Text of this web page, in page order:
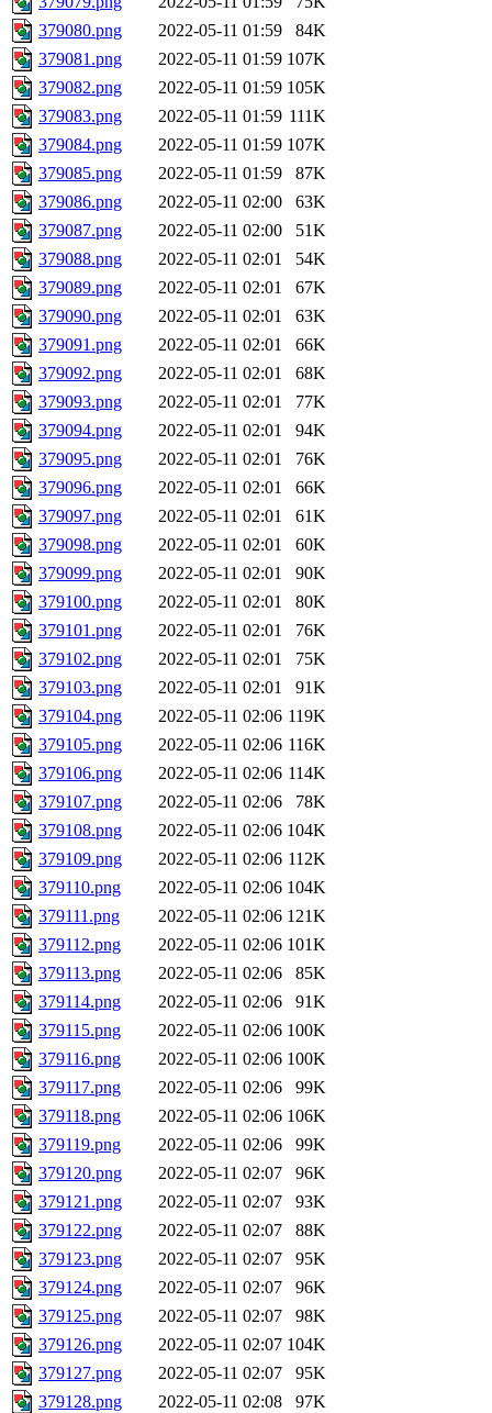
379080.png
2022-05-11 01:59
84K
379081.png
2022-05-11 01:59 107K
379082.png
2022-05-11 01:59 105K
379083.png
2022-05-11 01:59 111K
379084.png
2022-05-11 01:59 107K
379085.png
2022-05-11 01:59
87K
379086.png
2022-05-11 02:00
63K
379087.png
2022-05-11 02:00
51K
379088.png
2022-05-11 02:01
54K
379089.png
2022-05-11 02:01
67K
379090.png
2022-05-11 02:01
63K
379091.png
2022-05-11 02:01
66K
379092.png
2022-05-11 02:01
68K
379093.png
2022-05-11 02:01
77K
379094.png
2022-05-11 02:01
94K
379095.png
2022-05-11 02:01
76K
379096.png
2022-05-11 02:01
66K
379097.png
2022-05-11 02:01
61K
379098.png
2022-05-11 02:01
60K
379099.png
2022-05-11 02:01
90K
379100.png
2022-05-11 02:01
80K
379101.png
2022-05-11 02:01
76K
379102.png
2022-05-11 02:01
75K
379103.png
2022-05-11 02:01
91K
379104.png
2022-05-11 02:06 119K
379105.png
2022-05-11 02:06 116K
379106.png
2022-05-11 02:06 114K
379107.png
2022-05-11 02:06
78K
379108.png
2022-05-11 02:06 104K
379109.png
2022-05-11 02:06 112K
379110.png
2022-05-11 02:06 104K
379111.png
2022-05-11 02:06 121K
379112.png
2022-05-11 02:06 101K
379113.png
2022-05-11 02:06
85K
379114.png
2022-05-11 02:06
91K
379115.png
2022-05-11 02:06 100K
379116.png
2022-05-11 02:06 100K
379117.png
2022-05-11 02:06
99K
379118.png
2022-05-11 02:06 106K
379119.png
2022-05-11 02:06
99K
379120.png
2022-05-11 02:07
96K
379121.png
2022-05-11 02:07
93K
379122.png
2022-05-11 02:07
88K
379123.png
2022-05-11 02:07
95K
379124.png
2022-05-11 02:07
96K
379125.png
2022-05-11 02:07
98K
379126.png
2022-05-11 02:07 104K
379127.png
2022-05-11 02:07
95K
379128.png
2022-05-11 02:08
97K